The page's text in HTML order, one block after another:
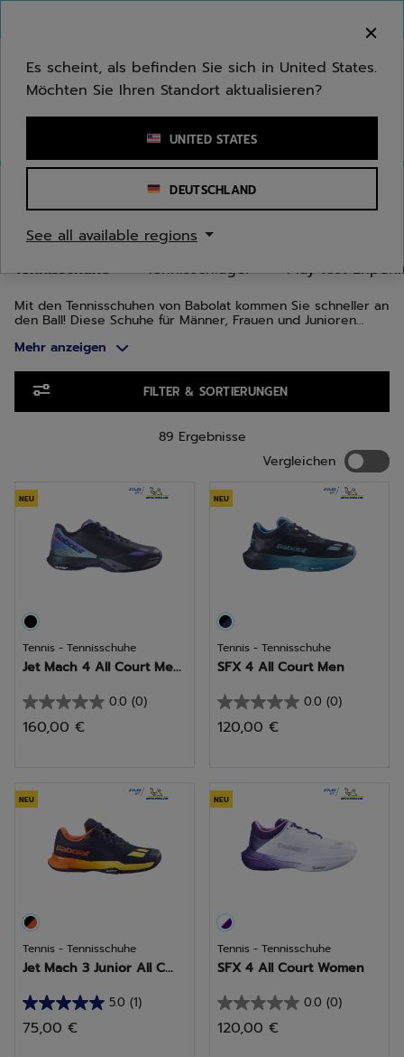
Stichwort oder Artikelnummer eingeben
Tennisschuhe
TENNISSCHUHE
Tennisschläger Play test
Tennisschuhe
Mit den Tennisschuhen von Babolat kommen Sie schneller an
den Ball! Diese Schuhe für Männer, Frauen und Junioren
mehrere Produktreihen entwickelt, die sich optimal an die
SFX für Komfort.
Mehr anzeigen
FILTER & SORTIERUNGEN
89 Ergebnisse
Vergleichen
NEU
Tennis - Tennisschuhe
Jet Mach 4 All Court Me...
0.0 (0)
0.0
von
160,00 €
NEU
Tennis - Tennisschuhe
SFX 4 All Court Men
0.0 (0)
0.0
von
120,00 €
NEU
Tennis - Tennisschuhe
Jet Mach 3 Junior All C...
5.0 (1)
5.0
von
75,00 €
NEU
Tennis - Tennisschuhe
SFX 4 All Court Women
0.0 (0)
0.0
von
120,00 €
Es scheint, als befinden Sie sich in United States.
Möchten Sie Ihren Standort aktualisieren?
UNITED STATES
DEUTSCHLAND
See all available regions